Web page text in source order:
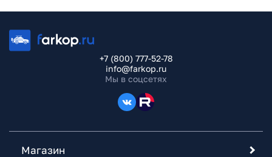
+7 (800) 777-52-78
info@farkop.ru
Мы в соцсетях
Магазин